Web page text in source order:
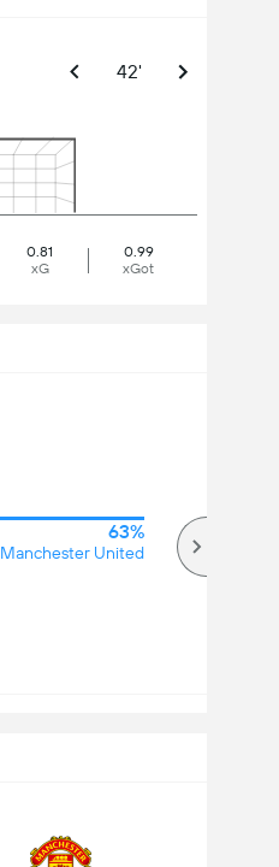
42'
0.81
xG
0.99
xGot
63%
Manchester United